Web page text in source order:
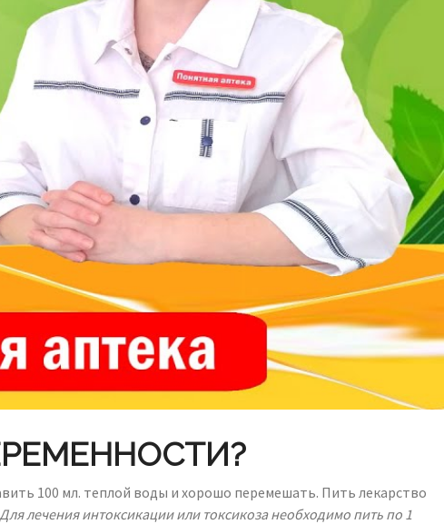
100 мл. теплой воды и хорошо перемешать. Пить лекарство
Для лечения интоксикации или токсикоза необходимо пить по 1